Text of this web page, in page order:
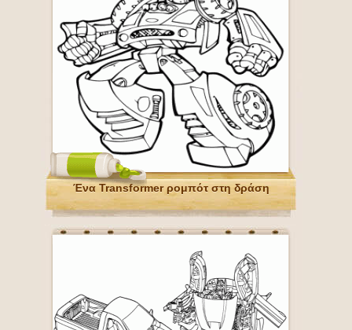
Ένα Transformer ρομπότ στη δράση